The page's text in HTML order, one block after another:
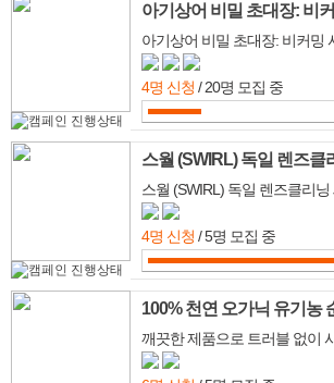
4명 신청 / 20명 모집 중
4명 신청 / 5명 모집 중